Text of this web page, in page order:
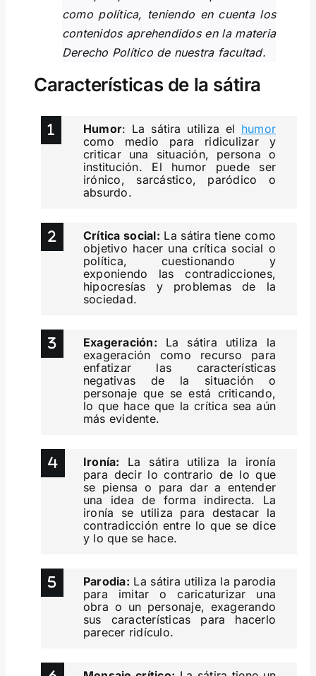
como política, teniendo en cuenta los
contenidos aprehendidos en la materia
Derecho Político de nuestra facultad.
Características de la sátira
Humor: La sátira utiliza el humor
como medio para ridiculizar y
criticar una situación, persona o
institución. El humor puede ser
irónico, sarcástico, paródico o
absurdo.
Crítica social: La sátira tiene como
objetivo hacer una crítica social o
política, cuestionando y
exponiendo las contradicciones,
hipocresías y problemas de la
sociedad.
Exageración: La sátira utiliza la
exageración como recurso para
enfatizar las características
negativas de la situación o
personaje que se está criticando,
lo que hace que la crítica sea aún
más evidente.
Ironía: La sátira utiliza la ironía
para decir lo contrario de lo que
se piensa o para dar a entender
una idea de forma indirecta. La
ironía se utiliza para destacar la
contradicción entre lo que se dice
y lo que se hace.
Parodia: La sátira utiliza la parodia
para imitar o caricaturizar una
obra o un personaje, exagerando
sus características para hacerlo
parecer ridículo.